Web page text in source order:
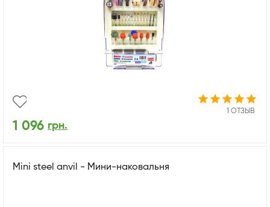
1 ОТЗЫВ
1 096 грн.
Mini steel anvil - Мини-наковальня